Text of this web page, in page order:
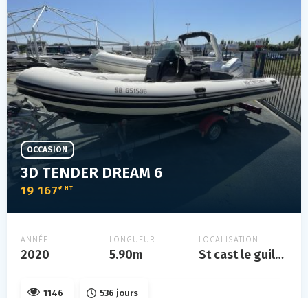
3D TENDER DREAM 6
19 167 € HT
OCCASION
ANNÉE
2020
LONGUEUR
5.90m
LOCALISATION
St cast le guildo
1146 536 jours